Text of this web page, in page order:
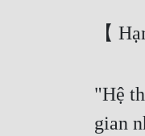
【
"Hệ
gian